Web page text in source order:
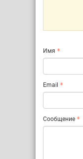
Имя
Email
Сообщение